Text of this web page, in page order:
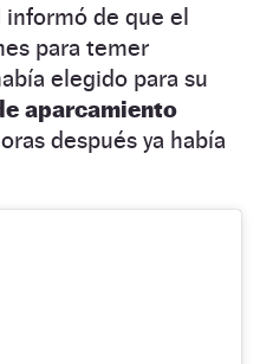
informó de que el
para temer
elegido para su
aparcamiento
después ya había